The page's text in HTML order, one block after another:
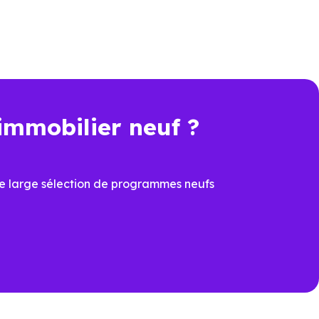
neuf ?
large sélection de programmes neufs